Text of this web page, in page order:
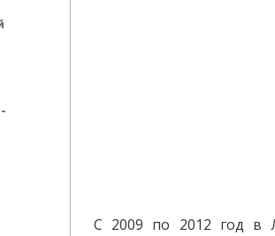
С 2009 по 2012 год в